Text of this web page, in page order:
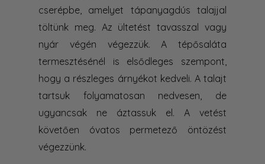
cserépbe, amelyet tápanyagdús talajjal
töltünk meg. Az ültetést tavasszal vagy
nyár végén végezzük. A tépősaláta
termesztésénél is elsődleges szempont,
hogy a részleges árnyékot kedveli. A talajt
tartsuk folyamatosan nedvesen, de
ugyancsak ne áztassuk el. A vetést
követően óvatos permetező öntözést
végezzünk.